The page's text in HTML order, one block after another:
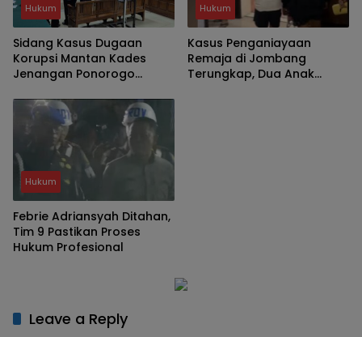
Hukum
Sidang Kasus Dugaan
Korupsi Mantan Kades
Jenangan Ponorogo
TKD Tanpa Musyawarah
Hukum
Kasus Penganiayaan
Remaja di Jombang
Terungkap, Dua Anak
Hukum
Febrie Adriansyah Ditahan,
Tim 9 Pastikan Proses
Hukum Profesional
Leave a Reply